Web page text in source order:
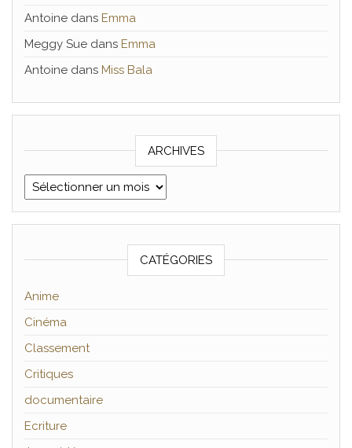
Antoine dans Emma
Meggy Sue dans Emma
Antoine dans Miss Bala
ARCHIVES
Archives
CATÉGORIES
Anime
Cinéma
Classement
Critiques
documentaire
Ecriture